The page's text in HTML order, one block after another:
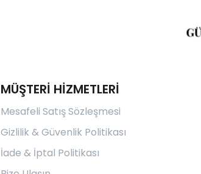
MÜŞTERİ HİZMETLERİ
Mesafeli Satış Sözleşmesi
Gizlilik & Güvenlik Politikası
İade & İptal Politikası